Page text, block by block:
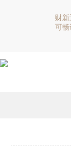
财
可畅